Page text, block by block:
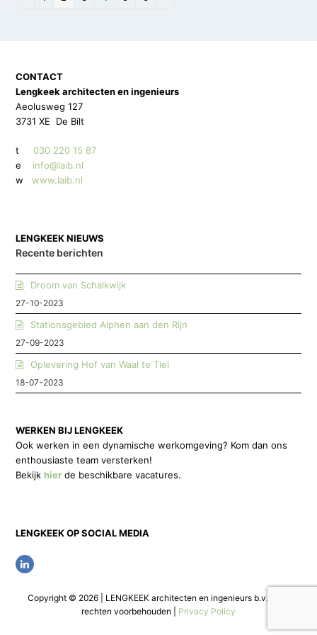
CONTACT
Lengkeek architecten en ingenieurs
Aeolusweg 127
3731 XE De Bilt
t030 220 15 87
e info@laib.nl
w
www.laib.nl
LENGKEEK NIEUWS
Recente berichten
Droom van Schalkwijk
27-10-2023
Stationsgebied Alphen aan den Rijn
27-09-2023
Oplevering Hof van Waal te Tiel
18-07-2023
WERKEN BIJ LENGKEEK
Ook werken in een dynamische werkomgeving? Kom dan ons
enthousiaste team versterken!
Bekijkhier de beschikbare vacatures.
LENGKEEK OP SOCIAL MEDIA
L
n
Copyright © 2026 | LENGKEEK architecten en ingenieurs b.v. | Alle
rechten voorbehouden | Privacy Policy